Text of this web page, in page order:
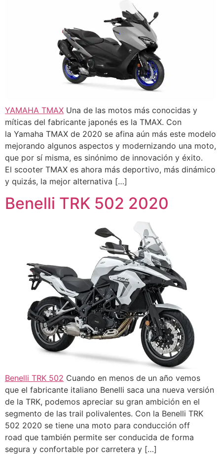
YAMAHA TMAX Una de las motos más conocidas y
míticas del fabricante japonés es la TMAX. Con
la Yamaha TMAX de 2020 se afina aún más este modelo
mejorando algunos aspectos y modernizando una moto,
que por sí misma, es sinónimo de innovación y éxito.
El scooter TMAX es ahora más deportivo, más dinámico
y quizás, la mejor alternativa […]
Benelli TRK 502 2020
Benelli TRK 502 Cuando en menos de un año vemos
que el fabricante italiano Benelli saca una nueva versión
de la TRK, podemos apreciar su gran ambición en el
segmento de las trail polivalentes. Con la Benelli TRK
502 2020 se tiene una moto para conducción off
road que también permite ser conducida de forma
segura y confortable por carretera y […]